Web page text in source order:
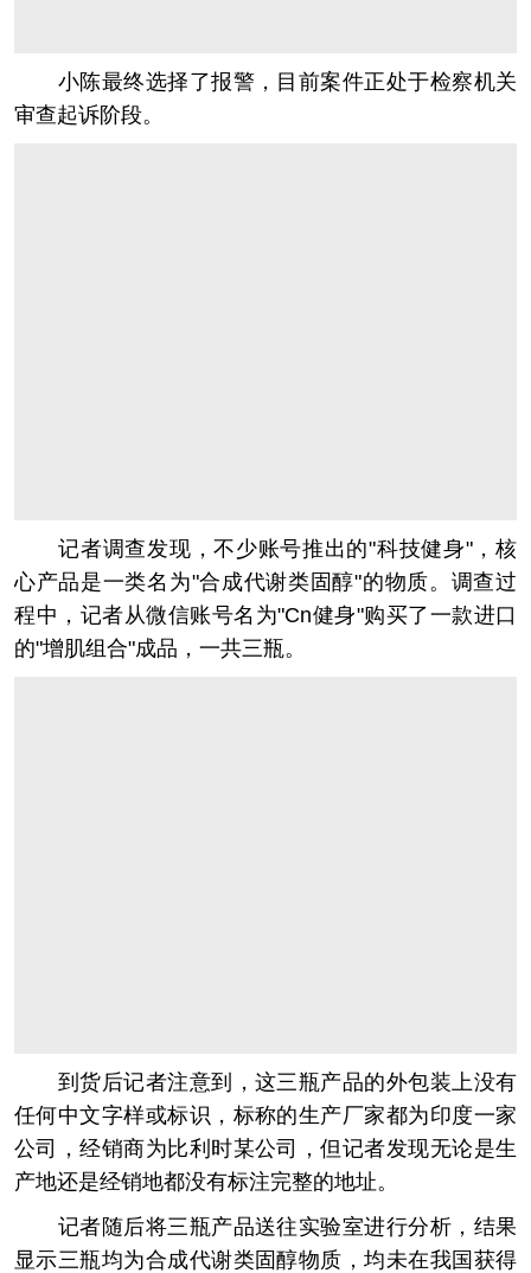
小陈最终选择了报警，目前案件正处于检察机关
审查起诉阶段。
记者调查发现，不少账号推出的"科技健身"，核
心产品是一类名为"合成代谢类固醇"的物质。调查过
程中，记者从微信账号名为"Cn健身"购买了一款进口
的"增肌组合"成品，一共三瓶。
到货后记者注意到，这三瓶产品的外包装上没有
任何中文字样或标识，标称的生产厂家都为印度一家
公司，经销商为比利时某公司，但记者发现无论是生
产地还是经销地都没有标注完整的地址。
记者随后将三瓶产品送往实验室进行分析，结果
显示三瓶均为合成代谢类固醇物质，均未在我国获得